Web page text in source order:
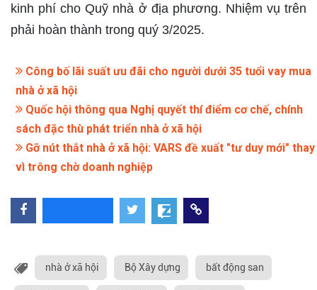
kinh phí cho Quỹ nhà ở địa phương. Nhiệm vụ trên
phải hoàn thành trong quý 3/2025.
Công bố lãi suất ưu đãi cho người dưới 35 tuổi vay mua
nhà ở xã hội
Quốc hội thông qua Nghị quyết thí điểm cơ chế, chính
sách đặc thù phát triển nhà ở xã hội
Gỡ nút thắt nhà ở xã hội: VARS đề xuất "tư duy mới" thay
vì trông chờ doanh nghiệp
nhà ở xã hội Bộ Xây dựng bất động san